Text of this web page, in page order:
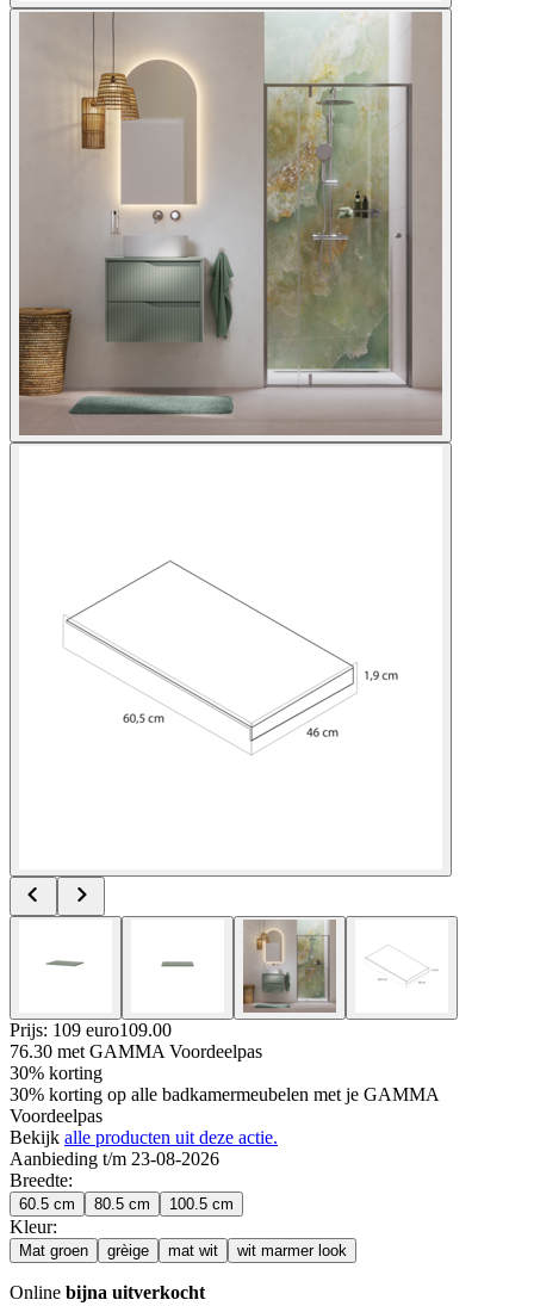
Prijs: 109 euro109.00
76.30 met GAMMA Voordeelpas
30% korting
30% korting op alle badkamermeubelen met je GAMMA
Voordeelpas
Bekijk alle producten uit deze actie.
Aanbieding t/m 23-08-2026
Breedte:
60.5 cm 80.5 cm 100.5 cm
Kleur:
Mat groen grèige mat wit wit marmer look
Online bijna uitverkocht